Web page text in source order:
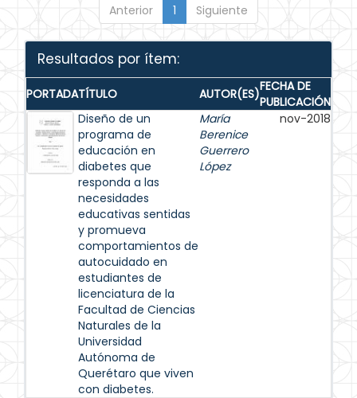
Anterior 1 Siguiente
Resultados por ítem:
PORTADATÍTULO AUTOR(ES)FECHA DE
PUBLICACIÓN
Diseño de un
programa de
educación en
diabetes que
responda a las
necesidades
educativas sentidas
y promueva
comportamientos de
autocuidado en
estudiantes de
licenciatura de la
Facultad de Ciencias
Naturales de la
Universidad
Autónoma de
Querétaro que viven
con diabetes.
María
Berenice
Guerrero
López
nov-2018